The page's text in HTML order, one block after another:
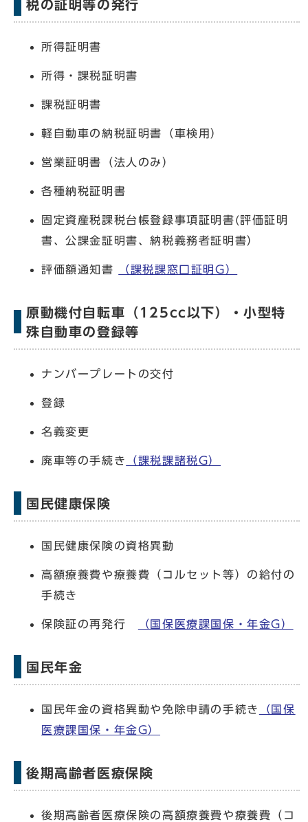
税の証明等の発行
所得証明書
所得・課税証明書
課税証明書
軽自動車の納税証明書（車検用）
営業証明書（法人のみ）
各種納税証明書
固定資産税課税台帳登録事項証明書(評価証明
書、公課金証明書、納税義務者証明書）
評価額通知書 （課税課窓口証明G）
原動機付自転車（125cc以下）・小型特
殊自動車の登録等
ナンバープレートの交付
登録
名義変更
廃車等の手続き （課税課諸税G）
国民健康保険
国民健康保険の資格異動
高額療養費や療養費（コルセット等）の給付の
手続き
保険証の再発行 （国保医療課国保・年金G）
国民年金
国民年金の資格異動や免除申請の手続き
（国保
医療課国保・年金G）
後期高齢者医療保険
後期高齢者医療保険の高額療養費や療養費（コ